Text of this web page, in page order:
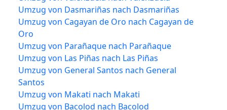
Umzug von Dasmariñas nach Dasmariñas
Umzug von Cagayan de Oro nach Cagayan de
Oro
Umzug von Parañaque nach Parañaque
Umzug von Las Piñas nach Las Piñas
Umzug von General Santos nach General
Santos
Umzug von Makati nach Makati
Umzug von Bacolod nach Bacolod